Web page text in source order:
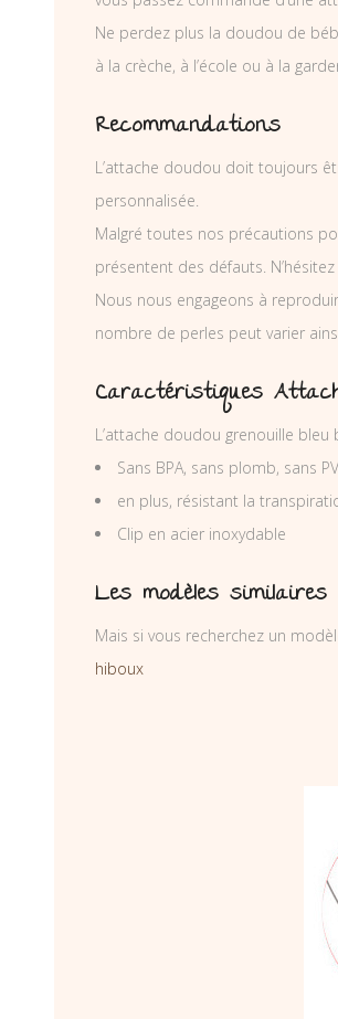
Ne perdez plus la doudou de
à la crèche, à l’école ou à la
Recommandations
L’attache doudou doit toujours
personnalisée.
Malgré toutes nos précautions
présentent des défauts.
Nous nous engageons à
nombre de perles peut varier
Caractéristiques
L’attache doudou grenouille
Sans BPA, sans plomb, sans
en plus, résistant la
Clip en acier inoxydable
Les modèles similaires
Mais si vous recherchez un
hiboux